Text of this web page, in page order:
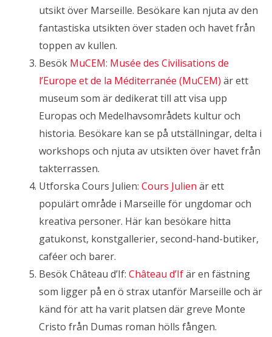
utsikt över Marseille. Besökare kan njuta av den
fantastiska utsikten över staden och havet från
toppen av kullen.
Besök MuCEM: Musée des Civilisations de
l’Europe et de la Méditerranée (MuCEM) är ett
museum som är dedikerat till att visa upp
Europas och Medelhavsområdets kultur och
historia. Besökare kan se på utställningar, delta i
workshops och njuta av utsikten över havet från
takterrassen.
Utforska Cours Julien: Cours Julien är ett
populärt område i Marseille för ungdomar och
kreativa personer. Här kan besökare hitta
gatukonst, konstgallerier, second-hand-butiker,
caféer och barer.
Besök Château d’If: Château d’Ifär en fästning
som ligger på en ö strax utanför Marseille och är
känd för att ha varit platsen där greve Monte
Cristo från Dumas roman hölls fången.